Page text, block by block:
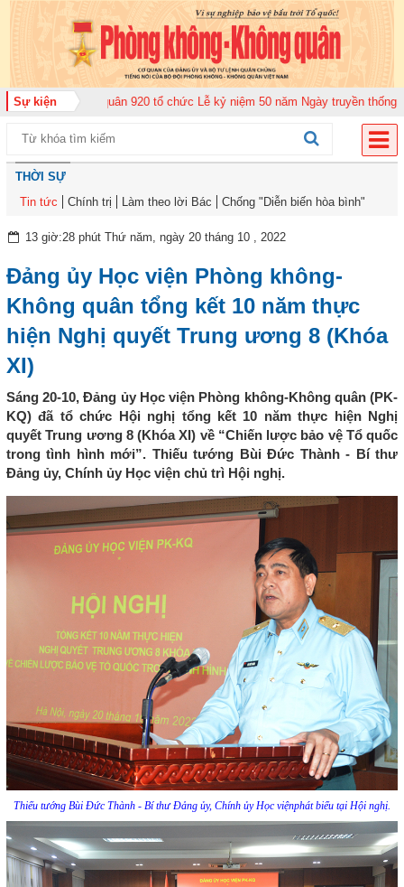
Sự kiện
đoàn Không quân 920 tổ chức Lễ kỷ niệm 50 năm Ngày truyền thống (12-
THỜI SỰ
Tin tức
Chính trị Làm theo lời Bác Chống "Diễn biến hòa bình"
13 giờ:28 phút Thứ năm, ngày 20 tháng 10 , 2022
Đảng ủy Học viện Phòng không-
Không quân tổng kết 10 năm thực
hiện Nghị quyết Trung ương 8 (Khóa
XI)
Sáng 20-10, Đảng ủy Học viện Phòng không-Không quân (PK-
KQ) đã tổ chức Hội nghị tổng kết 10 năm thực hiện Nghị
quyết Trung ương 8 (Khóa XI) về “Chiến lược bảo vệ Tổ quốc
trong tình hình mới”. Thiếu tướng Bùi Đức Thành - Bí thư
Đảng ủy, Chính ủy Học viện chủ trì Hội nghị.
Thiếu tướng Bùi Đức Thành - Bí thư Đảng ủy, Chính ủy Học việnphát biểu tại Hội nghị.